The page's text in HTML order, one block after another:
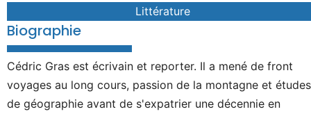
Littérature
Biographie
Cédric Gras est écrivain et reporter. Il a mené de front
voyages au long cours, passion de la montagne et études
de géographie avant de s'expatrier une décennie en